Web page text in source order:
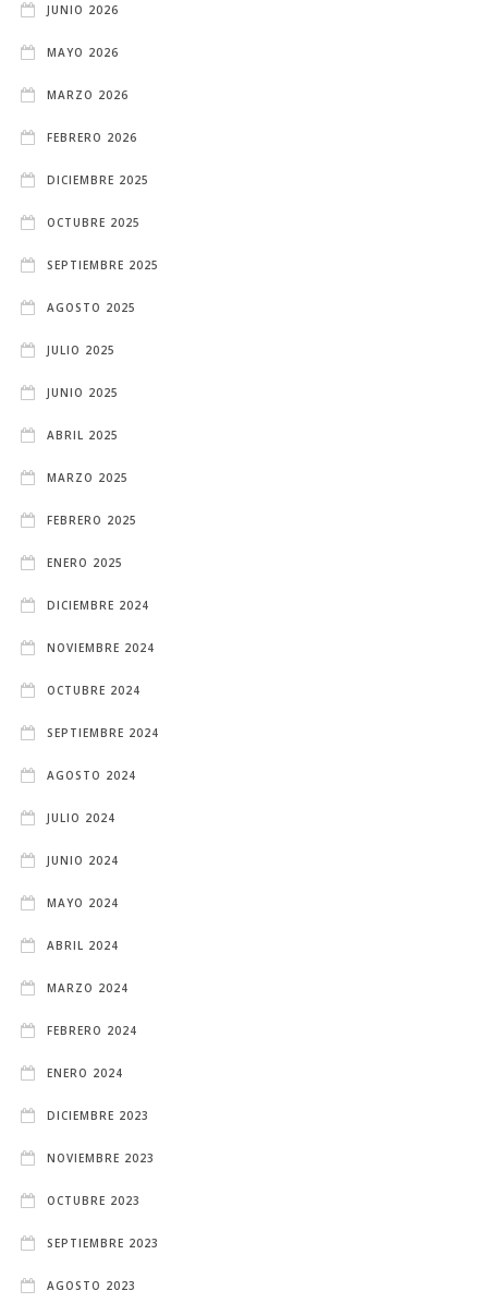
JUNIO 2026
MAYO 2026
MARZO 2026
FEBRERO 2026
DICIEMBRE 2025
OCTUBRE 2025
SEPTIEMBRE 2025
AGOSTO 2025
JULIO 2025
JUNIO 2025
ABRIL 2025
MARZO 2025
FEBRERO 2025
ENERO 2025
DICIEMBRE 2024
NOVIEMBRE 2024
OCTUBRE 2024
SEPTIEMBRE 2024
AGOSTO 2024
JULIO 2024
JUNIO 2024
MAYO 2024
ABRIL 2024
MARZO 2024
FEBRERO 2024
ENERO 2024
DICIEMBRE 2023
NOVIEMBRE 2023
OCTUBRE 2023
SEPTIEMBRE 2023
AGOSTO 2023